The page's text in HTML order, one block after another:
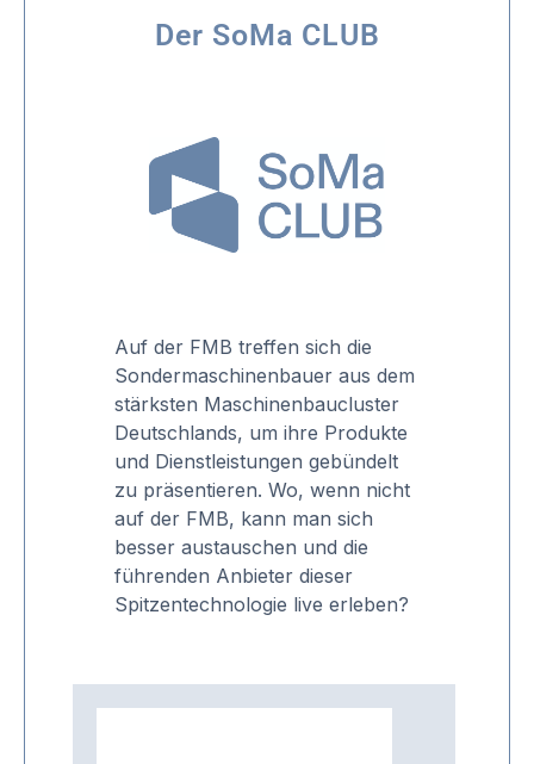
Der SoMa CLUB
Auf der FMB treffen sich die
Sondermaschinenbauer aus dem
stärksten Maschinenbaucluster
Deutschlands, um ihre Produkte
und Dienstleistungen gebündelt
zu präsentieren. Wo, wenn nicht
auf der FMB, kann man sich
besser austauschen und die
führenden Anbieter dieser
Spitzentechnologie live erleben?